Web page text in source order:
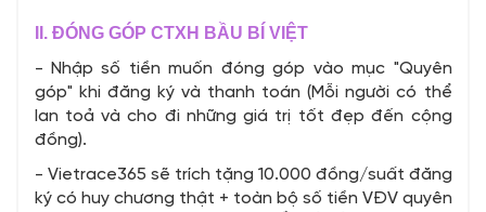
II. ĐÓNG GÓP CTXH BẦU BÍ VIỆT
- Nhập số tiền muốn đóng góp vào mục "Quyên
góp" khi đăng ký và thanh toán (Mỗi người có thể
lan toả và cho đi những giá trị tốt đẹp đến cộng
đồng).
- Vietrace365 sẽ trích tặng 10.000 đồng/suất đăng
ký có huy chương thật + toàn bộ số tiền VĐV quyên